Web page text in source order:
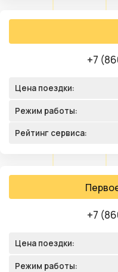
+7
Цена поездки:
Режим работы:
Рейтинг сервиса:
+7
Цена поездки:
Режим работы: